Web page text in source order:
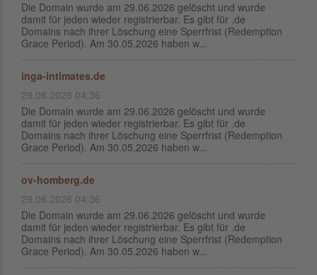
Die Domain wurde am 29.06.2026 gelöscht und wurde
damit für jeden wieder registrierbar. Es gibt für .de
Domains nach ihrer Löschung eine Sperrfrist (Redemption
Grace Period). Am 30.05.2026 haben w...
inga-intimates.de
29.06.2026 04:36
Die Domain wurde am 29.06.2026 gelöscht und wurde
damit für jeden wieder registrierbar. Es gibt für .de
Domains nach ihrer Löschung eine Sperrfrist (Redemption
Grace Period). Am 30.05.2026 haben w...
ov-homberg.de
29.06.2026 04:36
Die Domain wurde am 29.06.2026 gelöscht und wurde
damit für jeden wieder registrierbar. Es gibt für .de
Domains nach ihrer Löschung eine Sperrfrist (Redemption
Grace Period). Am 30.05.2026 haben w...